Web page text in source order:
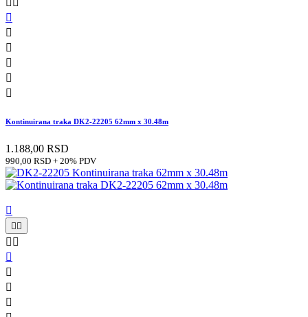






Kontinuirana traka DK2-22205 62mm x 30.48m
1.188,00 RSD
990,00 RSD + 20% PDV


 



